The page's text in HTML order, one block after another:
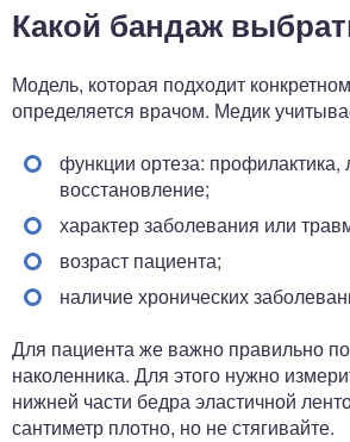
Какой бандаж
Модель, которая подходит
определяется врачом. Медик
функции ортеза: профилактика,
восстановление;
характер заболевания или
возраст пациента;
наличие хронических
Для пациента же важно правильно
наколенника. Для этого нужно
нижней части бедра эластичной
сантиметр плотно, но не стягивайте.